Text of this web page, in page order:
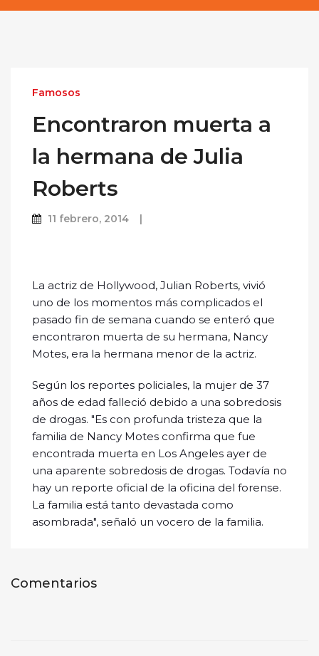
Famosos
Encontraron muerta a
la hermana de Julia
Roberts
11 febrero, 2014
La actriz de Hollywood, Julian Roberts, vivió
uno de los momentos más complicados el
pasado fin de semana cuando se enteró que
encontraron muerta de su hermana, Nancy
Motes, era la hermana menor de la actriz.
Según los reportes policiales, la mujer de 37
años de edad falleció debido a una sobredosis
de drogas. "Es con profunda tristeza que la
familia de Nancy Motes confirma que fue
encontrada muerta en Los Angeles ayer de
una aparente sobredosis de drogas. Todavía no
hay un reporte oficial de la oficina del forense.
La familia está tanto devastada como
asombrada", señaló un vocero de la familia.
Comentarios